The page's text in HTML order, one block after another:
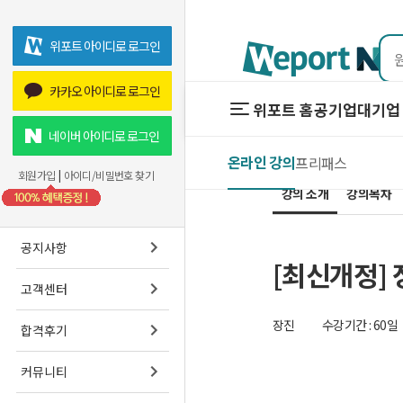
위포트 아이디로 로그인
카카오 아이디로 로그인
네이버 아이디로 로그인
회원가입 | 아이디/비밀번호 찾기
공지사항
고객센터
합격후기
커뮤니티
위포트 홈공기업대기
온라인 강의프리패스
프리패스
스마트학
강의 소개 강의목차
[최신개정]
장진 수강기간 : 60일